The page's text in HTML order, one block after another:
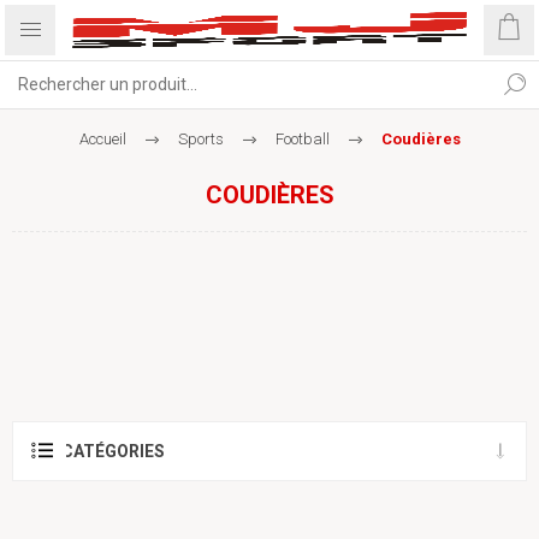
Accueil Sports Football Coudières
COUDIÈRES
CATÉGORIES